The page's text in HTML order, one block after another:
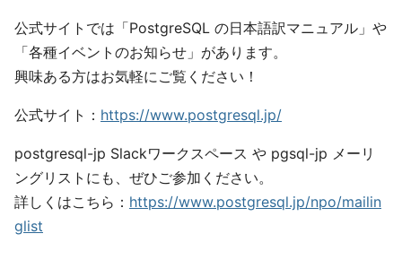
公式サイトでは「PostgreSQL の日本語訳マニュアル」や
「各種イベントのお知らせ」があります。
興味ある方はお気軽にご覧ください！
公式サイト： https://www.postgresql.jp/
postgresql-jp Slackワークスペース や pgsql-jp メーリ
ングリストにも、ぜひご参加ください。
詳しくはこちら： https://www.postgresql.jp/npo/mailin
glist